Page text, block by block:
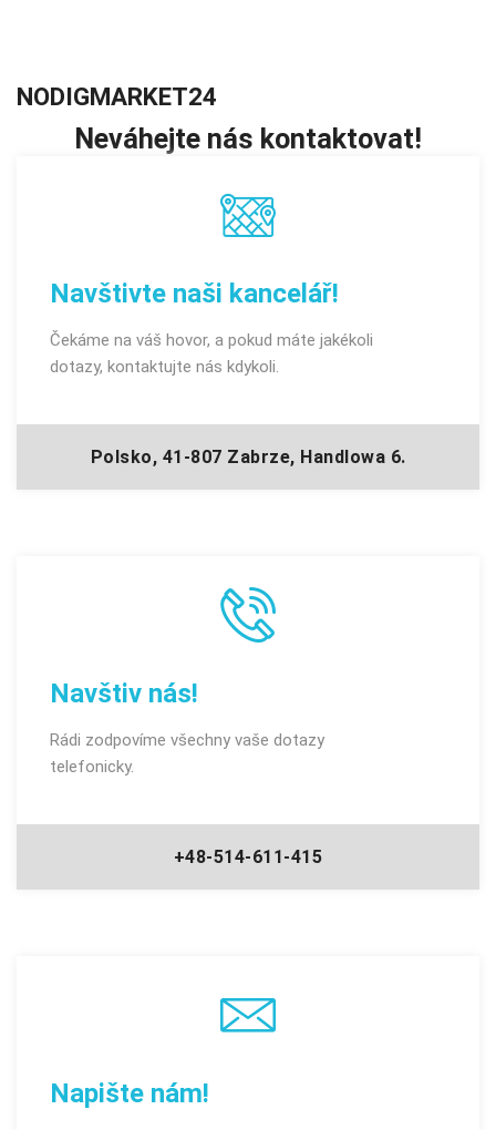
NODIGMARKET24
Neváhejte nás kontaktovat!
Navštivte naši kancelář!
Čekáme na váš hovor, a pokud máte jakékoli
dotazy, kontaktujte nás kdykoli.
Polsko, 41-807 Zabrze, Handlowa 6.
Navštiv nás!
Rádi zodpovíme všechny vaše dotazy
telefonicky.
+48-514-611-415
Napište nám!